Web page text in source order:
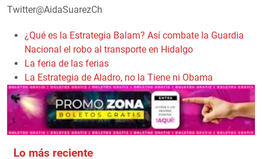
Twitter@AidaSuarezCh
¿Qué es la Estrategia Balam? Así combate la Guardia
Nacional el robo al transporte en Hidalgo
La feria de las ferias
La Estrategia de Aladro, no la Tiene ni Obama
Lo más reciente